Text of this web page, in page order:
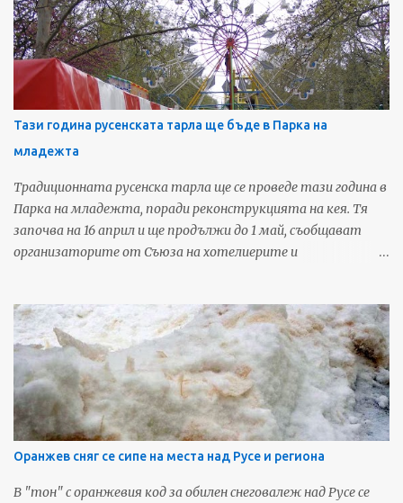
Монбат", на които ще се веят знамената на участниците
в надпреварата. В следващите дни градът ще бъде залят с
реклами за събитието, което ще привлече интереса на над
1 милион телевизионни зрители на мач само за срещите в
България. По спирки, на транспаранти и със знамена ще има
информация за провеждането на срещите в Русе. Очаква се
до началото на септември да бъде готов рекламния
обемен надпис РУСЕ, който ще бъде монтиран в Градската
градина. Ще бъде подготвена и богата съпътстваща
програма. Очакват се над 150 000 души да проследят
мачовете на живо само в България. Телевизионната
картина ще бъ...
Тази година русенската тарла ще бъде в Парка на
младежта
Традиционната русенска тарла ще се проведе тази година в
Парка на младежта, поради реконструкцията на кея. Тя
започва на 16 април и ще продължи до 1 май, съобщават
организаторите от Съюза на хотелиерите и
люлки за тийнейджъри. На 11 места ще има изнесени
заведения на местни ресторанти за бира, безалкохолни и
скара. Източник: Арена За още любопитни новини и
предстоящи събития от Русе, харесайте нашата Фейсбук
страница - Русенските Новини
Оранжев сняг се сипе на места над Русе и региона
В "тон" с оранжевия код за обилен снеговалеж над Русе се